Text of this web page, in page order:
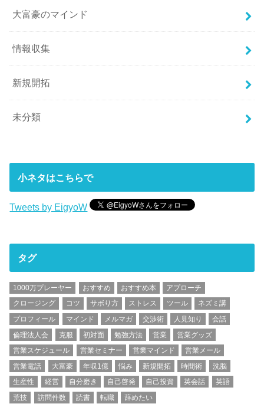
大富豪のマインド
情報収集
新規開拓
未分類
小ネタはこちらで
Tweets by EigyoW
タグ
1000万プレーヤー おすすめ おすすめ本
アプローチ
クロージング
コツ サボり方 ストレス ツール
ネズミ講
プロフィール
マインド メルマガ 交渉術 人見知り
会話
倫理法人会
克服 初対面 勉強方法 営業
営業グッズ
営業スケジュール
営業セミナー 営業マインド
営業メール
営業電話
大富豪 年収1億 悩み 新規開拓 時間術
洗脳
生産性
経営 自分磨き 自己啓発 自己投資 英会話
英語
荒技
訪問件数 読書 転職 辞めたい